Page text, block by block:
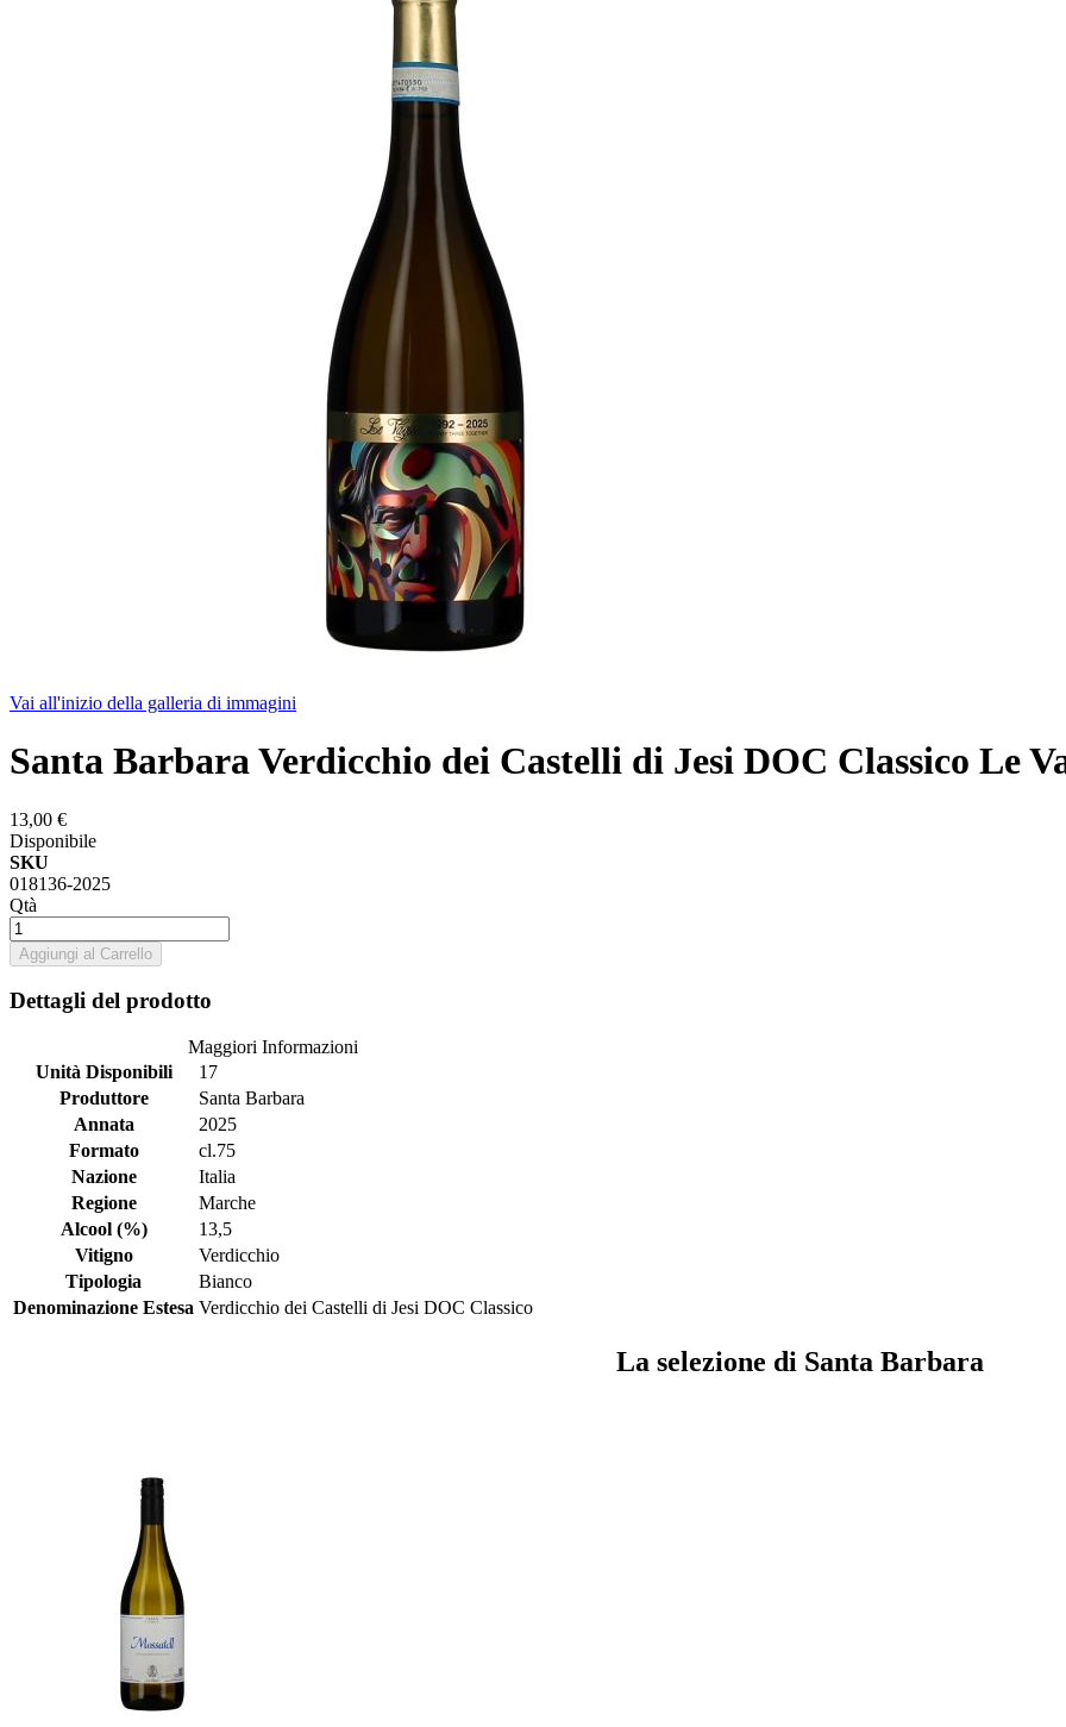
Vai all'inizio della galleria di immagini
Santa Barbara Verdicchio dei Castelli di Jesi DOC Classico Le
13,00 €
Disponibile
SKU
018136-2025
Qtà
Aggiungi al Carrello
Dettagli del prodotto
Maggiori Informazioni
Unità Disponibili
17
Produttore
Santa Barbara
Annata
2025
Formato
cl.75
Nazione
Italia
Regione
Marche
Alcool (%)
13,5
Vitigno
Verdicchio
Tipologia
Bianco
Denominazione Estesa Verdicchio dei Castelli di Jesi DOC Classico
La selezione di Santa Barbara